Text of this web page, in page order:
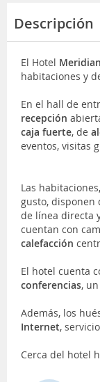
Descripción
El Hotel
habitaciones y
En el hall de
recepción
caja fuerte, de
eventos, visitas
Las
gusto, disponen
de lí­nea directa
cuentan con
calefacción
El hotel cuenta
conferencias, un
Además, los
Internet,
Cerca del hotel